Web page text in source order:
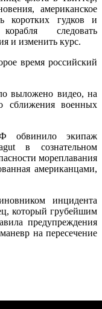
американское
коротких гудков и
следовать
и изменить курс.
время российский
выложено видео, на
сближения военных
обвинило экипаж
в сознательном
мореплавания
американцами,
инцидента
который грубейшим
предупреждения
на пересечение